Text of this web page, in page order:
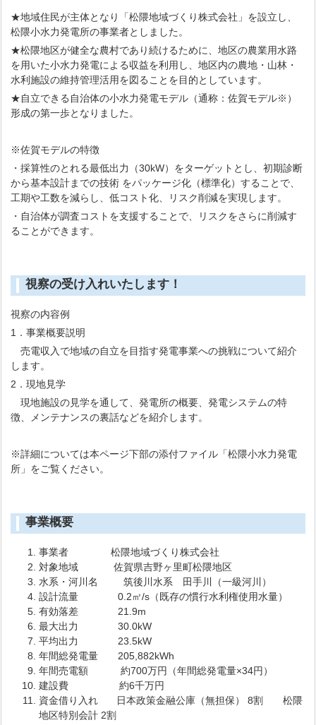
★地域住民が主体となり「松隈地域づくり株式会社」を設立し、
松隈小水力発電所の事業者としました。
★松隈地区が健全な農村であり続けるために、地区の農業用水路
を用いた小水力発電による収益を利用し、地区内の農地・山林・
水利施設の維持管理活用を図ることを目的としています。
★自立できる自治体の小水力発電モデル（通称：佐賀モデル※）
形成の第一歩となりました。
※佐賀モデルの特徴
・採算性のとれる最低出力（30kW）をターゲットとし、初期診断
から基本設計までの技術 をパッケージ化（標準化）することで、
工期や工数を減らし、低コスト化、リスク削減を実現します。
・自治体が調査コストを支援することで、リスクをさらに削減す
ることができます。
視察の受け入れいたします！
視察の内容例
1．事業概要説明
売電収入で地域の自立を目指す発電事業への挑戦について紹介
します。
2．現地見学
現地施設の見学を通して、発電所の概要、発電システムの特
徴、メンテナンスの裏話などを紹介します。
※詳細については本ページ下部の添付ファイル「松隈小水力発電
所」をご覧ください。
事業概要
事業者 松隈地域づくり株式会社
対象地域 佐賀県吉野ヶ里町松隈地区
水系・河川名 筑後川水系 田手川（一級河川）
設計流量 0.2㎥/s（既存の慣行水利権使用水量）
有効落差 21.9m
最大出力 30.0kW
平均出力 23.5kW
年間総発電量 205,882kWh
年間売電額 約700万円（年間総発電量×34円）
建設費 約6千万円
資金借り入れ 日本政策金融公庫（無担保） 8割 松隈
地区特別会計 2割